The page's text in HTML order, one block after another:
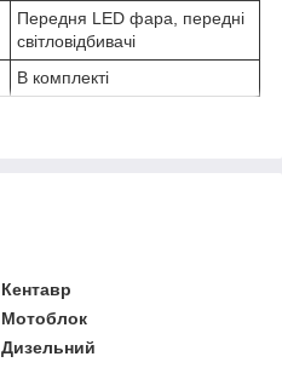
Передня LED фара, передні
світловідбивачі
В комплекті
Кентавр
Мотоблок
Дизельний